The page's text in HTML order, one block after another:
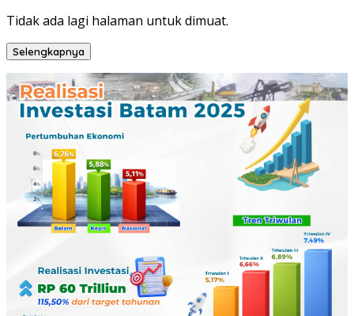
Tidak ada lagi halaman untuk dimuat.
Selengkapnya